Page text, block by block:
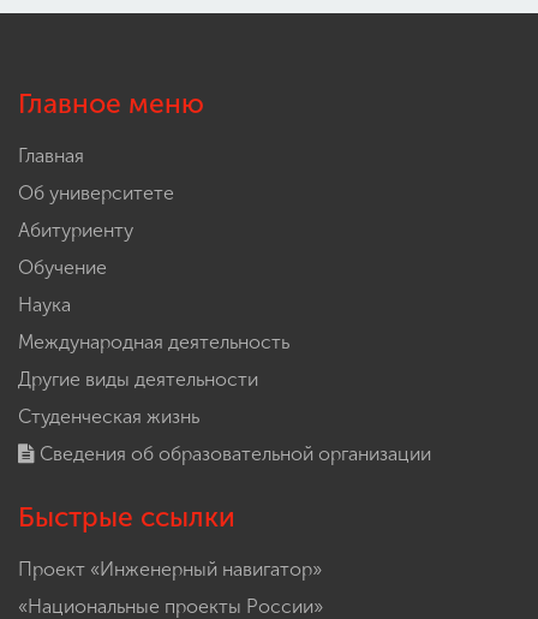
Главное меню
Главная
Об университете
Абитуриенту
Обучение
Наука
Международная деятельность
Другие виды деятельности
Студенческая жизнь
Сведения об образовательной организации
Быстрые ссылки
Проект «Инженерный навигатор»
«Национальные проекты России»